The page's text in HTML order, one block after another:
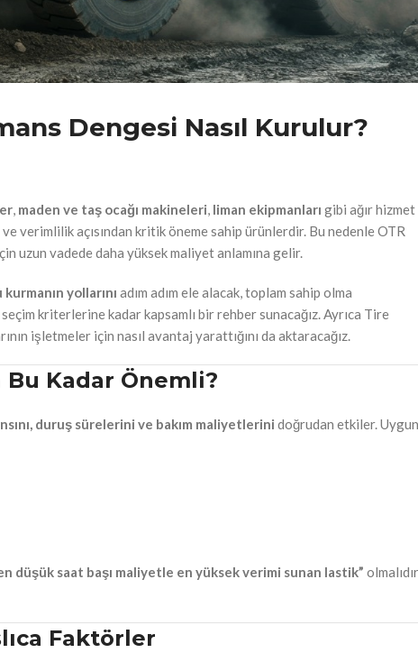
Backhoe Loader & Kepçe Lastiği
Compactor & Silindir & Römork Lastiği
Dengesi Nasıl Kurulur?
, maden ve taş ocağı makineleri, liman ekipmanları gibi ağır
verimlilik açısından kritik öneme sahip ürünlerdir. Bu nedenle OTR
uzun vadede daha yüksek maliyet anlamına gelir.
yollarını adım adım ele alacak, toplam sahip olma
kriterlerine kadar kapsamlı bir rehber sunacağız. Ayrıca Tire
işletmeler için nasıl avantaj yarattığını da aktaracağız.
Kadar Önemli?
duruş sürelerini ve bakım maliyetlerini doğrudan etkiler. Uygun
düşük saat başı maliyetle en yüksek verimi sunan lastik”
Faktörler